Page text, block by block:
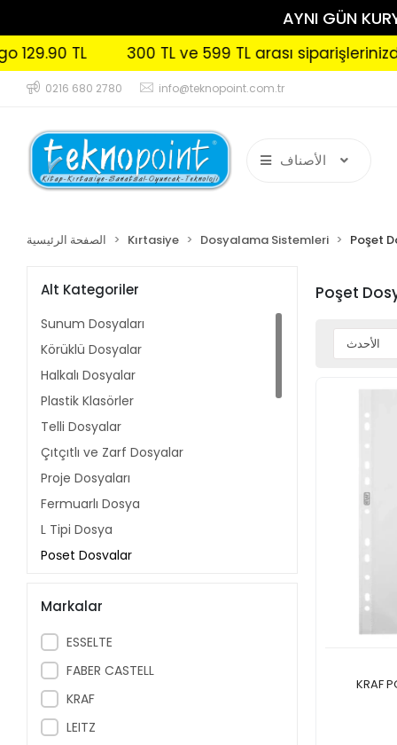
AYNI GÜN
300 TL ve 599 TL arası siparişlerinizde Kargo
0216 680 2780 info@teknopoint.com.tr
الأصناف
الصفحة الرئيسية Kırtasiye Dosyalama Sistemleri Poşet
Alt Kategoriler
Sunum Dosyaları
Körüklü Dosyalar
Halkalı Dosyalar
Plastik Klasörler
Telli Dosyalar
Çıtçıtlı ve Zarf Dosyalar
Proje Dosyaları
Fermuarlı Dosya
L Tipi Dosya
Poşet Dosyalar
Sıkıştırmalı Dosyalar
Ayraç ve Seperatörler
Saplı ve Kutu Klasörler
Magazinlikler
Evrak Kılıfı
Karton Dosya ve Ara Karton
Markalar
ESSELTE
FABER CASTELL
KRAF
LEITZ
Poşet
KRAF